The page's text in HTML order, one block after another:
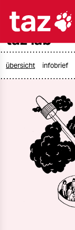
politik
gesellschaft
taz lab
übersicht infobrief